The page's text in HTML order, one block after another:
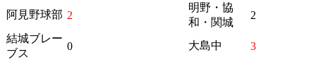
阿見野球部 2
明野・協
和・関城
2
結城ブレー
ブス
0 大島中 3